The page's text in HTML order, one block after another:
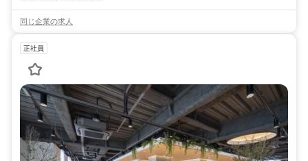
同じ企業の求人
正社員